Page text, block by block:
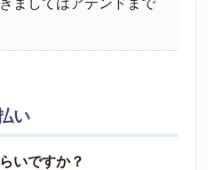
ましてはアテンドまで
い
いですか？